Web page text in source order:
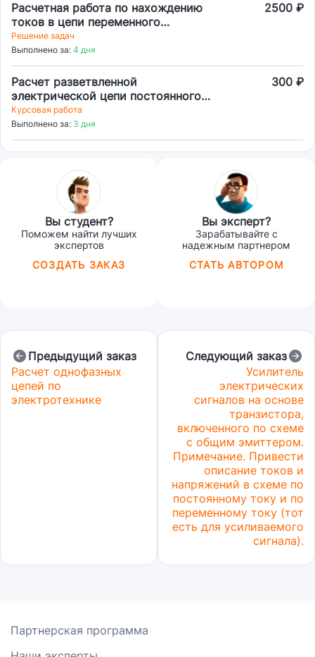
Расчетная работа по нахождению
токов в цепи переменного
напряжения
2500 ₽
Решение задач
Выполнено за: 4 дня
Расчет разветвленной
электрической цепи постоянного
тока
300 ₽
Курсовая работа
Выполнено за: 3 дня
Вы студент?
Поможем найти лучших
экспертов
СОЗДАТЬ ЗАКАЗ
Вы эксперт?
Зарабатывайте с
надежным партнером
СТАТЬ АВТОРОМ
Предыдущий заказ
Расчет однофазных
цепей по
электротехнике
Следующий заказ
Усилитель
электрических
сигналов на основе
транзистора,
включенного по схеме
с общим эмиттером.
Примечание. Привести
описание токов и
напряжений в схеме по
постоянному току и по
переменному току (тот
есть для усиливаемого
сигнала).
Партнерская программа